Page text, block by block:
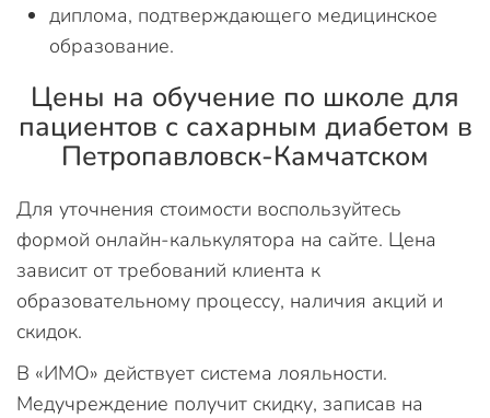
диплома, подтверждающего медицинское
образование.
Цены на обучение по школе для
пациентов с сахарным диабетом в
Петропавловск-Камчатском
Для уточнения стоимости воспользуйтесь
формой онлайн-калькулятора на сайте. Цена
зависит от требований клиента к
образовательному процессу, наличия акций и
скидок.
В «ИМО» действует система лояльности.
Медучреждение получит скидку, записав на